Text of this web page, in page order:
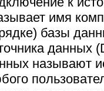
имя
базы
данных
называют